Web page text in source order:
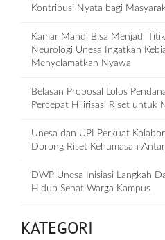
Kontribusi Nyata bagi
Kamar Mandi Bisa Menjadi
Neurologi Unesa Ingatkan
Menyelamatkan Nyawa
Belasan Proposal Lolos
Percepat Hilirisasi Riset untuk
Unesa dan UPI Perkuat
Dorong Riset Kehumasan
DWP Unesa Inisiasi Langkah
Hidup Sehat Warga Kampus
KATEGORI